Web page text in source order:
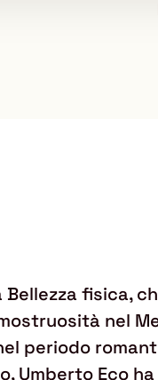
fisica,
nel
periodo
Umberto Eco